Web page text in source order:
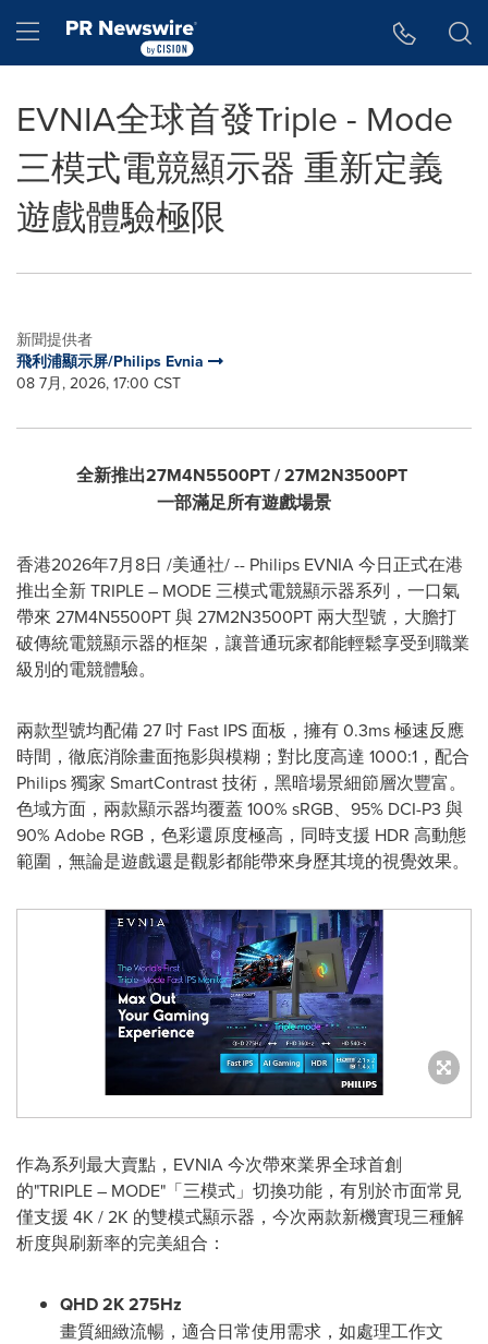
Hamburger menu
EVNIA全球首發Triple - Mode
三模式電競顯示器 重新定義
遊戲體驗極限
新聞提供者
飛利浦顯示屏/Philips Evnia
08 7月, 2026, 17:00 CST
全新推出27M4N5500PT / 27M2N3500PT
一部滿足所有遊戲場景
香港2026年7月8日 /美通社/ -- Philips EVNIA 今日正式在港
推出全新 TRIPLE – MODE 三模式電競顯示器系列，一口氣
帶來 27M4N5500PT 與 27M2N3500PT 兩大型號，大膽打
破傳統電競顯示器的框架，讓普通玩家都能輕鬆享受到職業
級別的電競體驗。
兩款型號均配備 27 吋 Fast IPS 面板，擁有 0.3ms 極速反應
時間，徹底消除畫面拖影與模糊；對比度高達 1000:1，配合
Philips 獨家 SmartContrast 技術，黑暗場景細節層次豐富。
色域方面，兩款顯示器均覆蓋 100% sRGB、95% DCI-P3 與
90% Adobe RGB，色彩還原度極高，同時支援 HDR 高動態
範圍，無論是遊戲還是觀影都能帶來身歷其境的視覺效果。
作為系列最大賣點，EVNIA 今次帶來業界全球首創
的"TRIPLE – MODE"「三模式」切換功能，有別於市面常見
僅支援 4K / 2K 的雙模式顯示器，今次兩款新機實現三種解
析度與刷新率的完美組合：
QHD 2K 275Hz
畫質細緻流暢，適合日常使用需求，如處理工作文